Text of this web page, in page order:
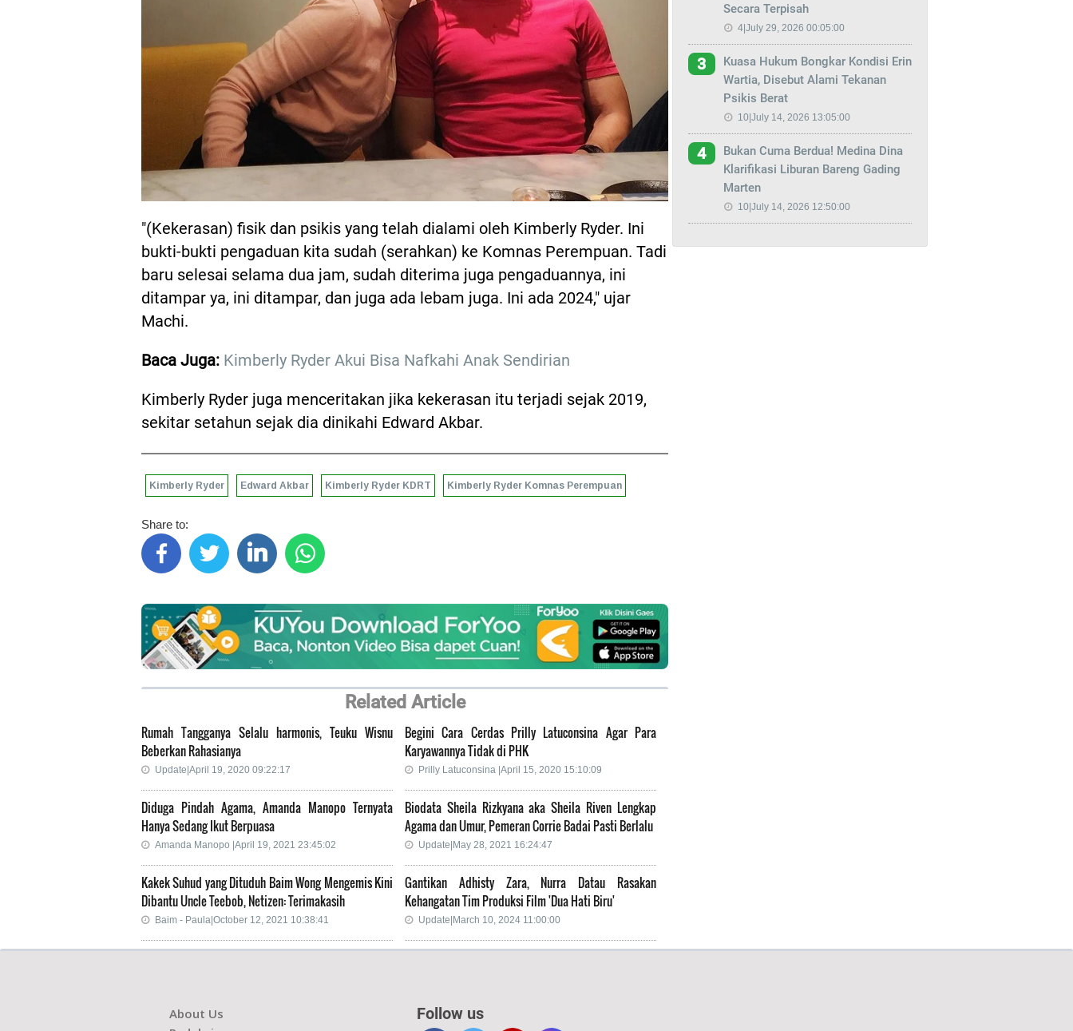
"(Kekerasan) fisik dan psikis yang telah dialami oleh Kimberly Ryder. Ini
bukti-bukti pengaduan kita sudah (serahkan) ke Komnas Perempuan. Tadi
baru selesai selama dua jam, sudah diterima juga pengaduannya, ini
ditampar ya, ini ditampar, dan juga ada lebam juga. Ini ada 2024," ujar
Machi.
Baca Juga: Kimberly Ryder Akui Bisa Nafkahi Anak Sendirian
Kimberly Ryder juga menceritakan jika kekerasan itu terjadi sejak 2019,
sekitar setahun sejak dia dinikahi Edward Akbar.
Kimberly Ryder Edward Akbar Kimberly Ryder KDRT Kimberly Ryder Komnas Perempuan
Share to:
Related Article
Rumah Tangganya Selalu harmonis, Teuku Wisnu
Beberkan Rahasianya
Update|April 19, 2020 09:22:17
Begini Cara Cerdas Prilly Latuconsina Agar Para
Karyawannya Tidak di PHK
Prilly Latuconsina |April 15, 2020 15:10:09
Diduga Pindah Agama, Amanda Manopo Ternyata
Hanya Sedang Ikut Berpuasa
Amanda Manopo |April 19, 2021 23:45:02
Biodata Sheila Rizkyana aka Sheila Riven Lengkap
Agama dan Umur, Pemeran Corrie Badai Pasti Berlalu
Update|May 28, 2021 16:24:47
Kakek Suhud yang Dituduh Baim Wong Mengemis Kini
Dibantu Uncle Teebob, Netizen: Terimakasih
Baim - Paula|October 12, 2021 10:38:41
Gantikan Adhisty Zara, Nurra Datau Rasakan
Kehangatan Tim Produksi Film 'Dua Hati Biru'
Update|March 10, 2024 11:00:00
Secara Terpisah
4|July 29, 2026 00:05:00
3
Kuasa Hukum Bongkar Kondisi Erin
Wartia, Disebut Alami Tekanan
Psikis Berat
10|July 14, 2026 13:05:00
4
Bukan Cuma Berdua! Medina Dina
Klarifikasi Liburan Bareng Gading
Marten
10|July 14, 2026 12:50:00
About Us
Follow us